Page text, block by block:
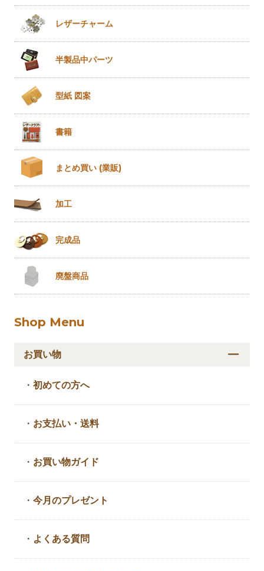
レザーチャーム
半製品中パーツ
型紙 図案
書籍
まとめ買い (業販)
加工
完成品
廃盤商品
Shop Menu
お買い物
・初めての方へ
・ お支払い・送料
・ お買い物ガイド
・今月のプレゼント
・ よくある質問